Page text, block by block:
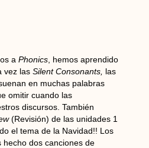
a Phonics, hemos aprendido
vez las Silent Consonants, las
en muchas palabras
omitir cuando las
discursos. También
(Revisión) de las unidades 1
el tema de la Navidad!! Los
hecho dos canciones de